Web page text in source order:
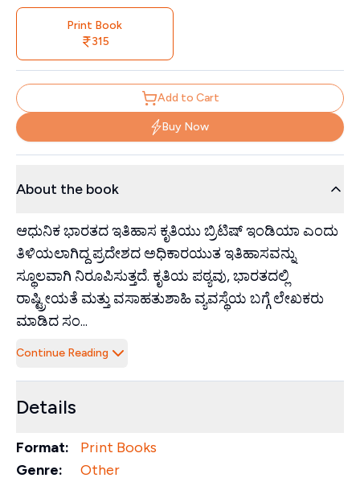
Print Book
315
Add to Cart
Buy Now
About the book
ಆಧುನಿಕ ಭಾರತದ ಇತಿಹಾಸ ಕೃತಿಯು ಬ್ರಿಟಿಷ್ ಇಂಡಿಯಾ ಎಂದು
ತಿಳಿಯಲಾಗಿದ್ದ ಪ್ರದೇಶದ ಅಧಿಕಾರಯುತ ಇತಿಹಾಸವನ್ನು
ಸ್ಥೂಲವಾಗಿ ನಿರೂಪಿಸುತ್ತದೆ. ಕೃತಿಯ ಪಠ್ಯವು, ಭಾರತದಲ್ಲಿ
ರಾಷ್ಟ್ರೀಯತೆ ಮತ್ತು ವಸಾಹತುಶಾಹಿ ವ್ಯವಸ್ಥೆಯ ಬಗ್ಗೆ ಲೇಖಕರು
ಮಾಡಿದ ಸಂ...
Continue Reading
Details
Format:
Print Books
Genre:
Other